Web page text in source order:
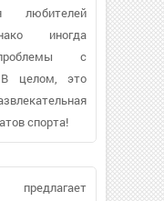
любителей
иногда
с
В целом, это
спорта!